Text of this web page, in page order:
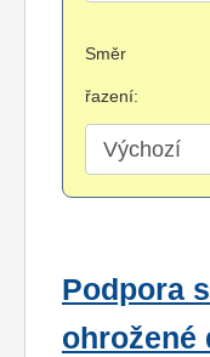
Směr
řazení:
Podpora
ohrožené